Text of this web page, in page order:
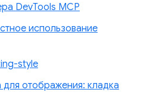
DevTools MCP
использование
style
отображения: кладка